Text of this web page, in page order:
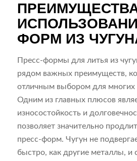
ФОРМ ИЗ
Пресс-формы для литья из
рядом важных преимуществ,
отличным выбором для многих
Одним из главных плюсов
износостойкость и
позволяет значительно
пресс-форм. Чугун не
быстро, как другие металлы, и